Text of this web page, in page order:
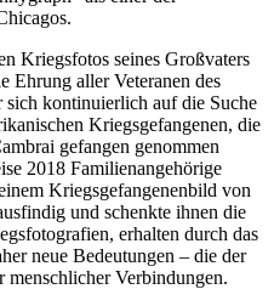
Kriegsfotos seines Großvaters
Ehrung aller Veteranen des
kontinuierlich auf die Suche
Kriegsgefangenen, die
gefangen genommen
2018 Familienangehörige
Kriegsgefangenenbild von
und schenkte ihnen die
erhalten durch das
neue Bedeutungen – die der
Verbindungen.